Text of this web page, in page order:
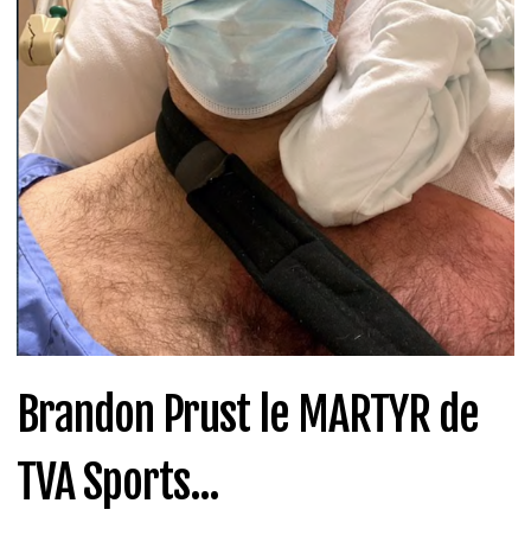
Brandon Prust le MARTYR de
TVA Sports...